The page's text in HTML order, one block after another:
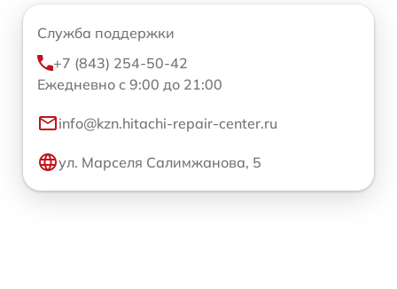
Служба поддержки
+7 (843) 254-50-42
Ежедневно с 9:00 до 21:00
info@kzn.hitachi-repair-center.ru
ул. Марселя Салимжанова, 5